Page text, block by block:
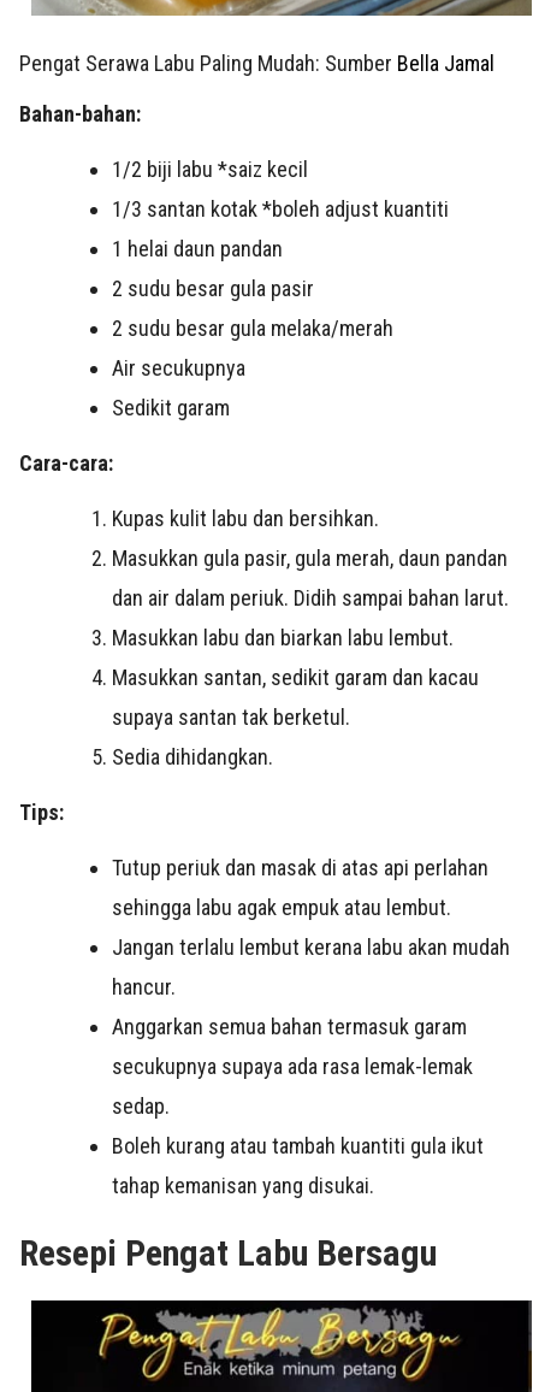
Pengat Serawa Labu Paling Mudah: Sumber Bella Jamal
Bahan-bahan:
1/2 biji labu *saiz kecil
1/3 santan kotak *boleh adjust kuantiti
1 helai daun pandan
2 sudu besar gula pasir
2 sudu besar gula melaka/merah
Air secukupnya
Sedikit garam
Cara-cara:
Kupas kulit labu dan bersihkan.
Masukkan gula pasir, gula merah, daun pandan
dan air dalam periuk. Didih sampai bahan larut.
Masukkan labu dan biarkan labu lembut.
Masukkan santan, sedikit garam dan kacau
supaya santan tak berketul.
Sedia dihidangkan.
Tips:
Tutup periuk dan masak di atas api perlahan
sehingga labu agak empuk atau lembut.
Jangan terlalu lembut kerana labu akan mudah
hancur.
Anggarkan semua bahan termasuk garam
secukupnya supaya ada rasa lemak-lemak
sedap.
Boleh kurang atau tambah kuantiti gula ikut
tahap kemanisan yang disukai.
Resepi Pengat Labu Bersagu